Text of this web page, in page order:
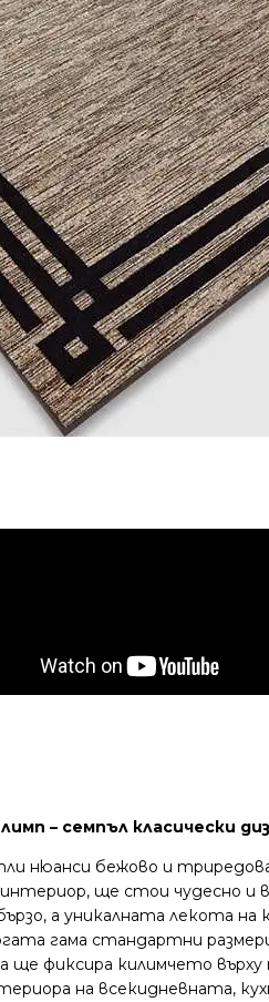
– семпъл класически
нюанси бежово и
ще стои чудесно и
а уникалната лекота на
гама стандартни
ще фиксира килимчето върху
на всекидневната,